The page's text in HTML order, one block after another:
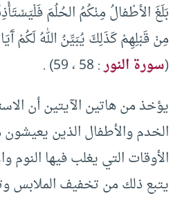
بَلَغَ الأطْفالُ مِنْكُمُ الحُلُمَ
مِنْ قَبْلِهِمْ كَذَلِكَ يُبَيِّنُ اللهُ لَكُمْ
(سورة النور: 58 ، 59) .
يؤخذ من هاتين الآيتين أن
الخدم والأطفال الذين
الأوقات التي يغلب فيها النوم
يتبع ذلك من تخفيف الملابس